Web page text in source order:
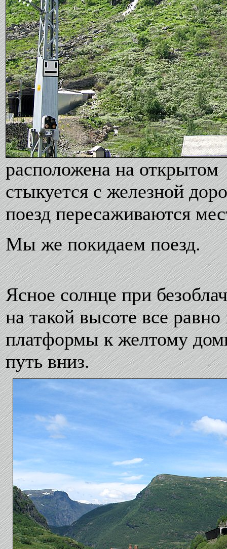
расположена на открытом
стыкуется с железной
поезд пересаживаются
Мы же покидаем поезд.
Ясное солнце при
на такой высоте все
платформы к желтому
путь вниз.